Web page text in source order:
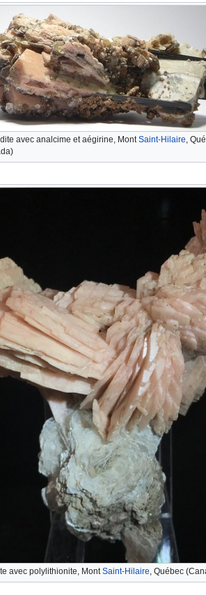
avec analcime et aégirine, MontSaint-Hilaire ,
avec polylithionite, MontSaint-Hilaire , Québec